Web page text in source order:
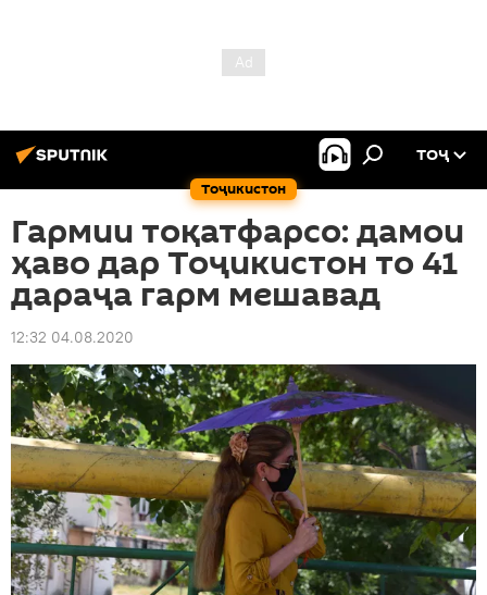
Тоҷикистон
ТОҶ
Гармии тоқатфарсо: дамои
ҳаво дар Тоҷикистон то 41
дараҷа гарм мешавад
12:32 04.08.2020